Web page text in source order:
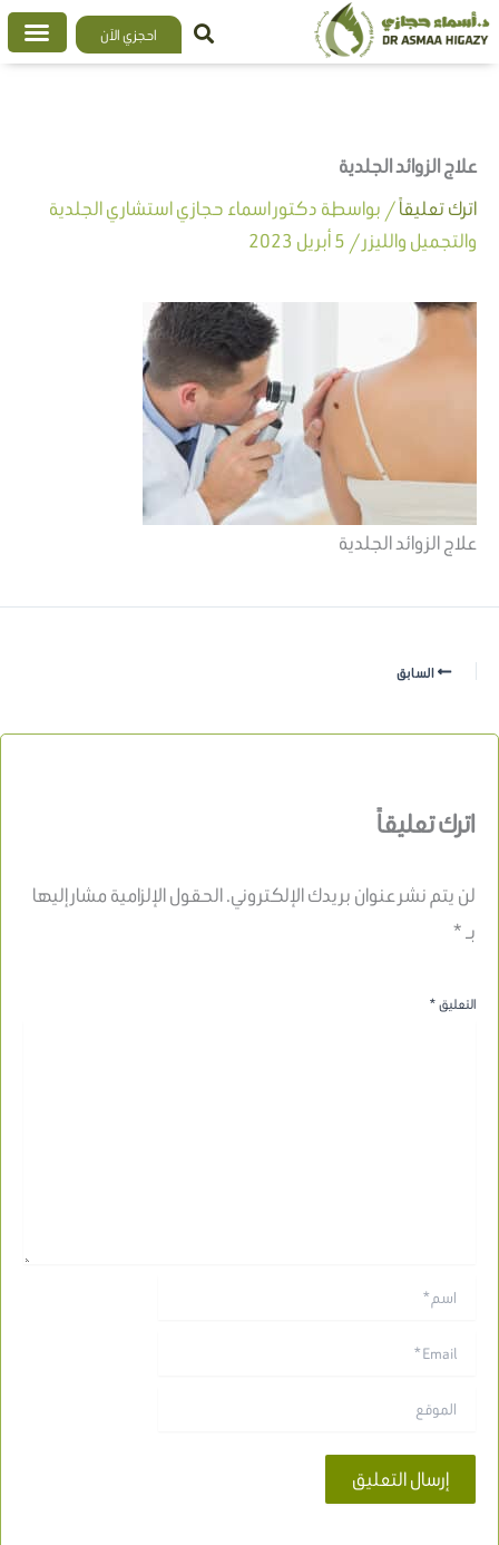
تخطي
إلى
احجزي الآن
علاج الزوائد الجلدية
اترك تعليقاً/ بواسطة دكتور اسماء حجازي استشاري الجلدية
والتجميل والليزر/ 5 أبريل 2023
علاج الزوائد الجلدية
السابق
اترك تعليقاً
لن يتم نشر عنوان بريدك الإلكتروني.الحقول الإلزامية مشار إليها
بـ*
التعليق*